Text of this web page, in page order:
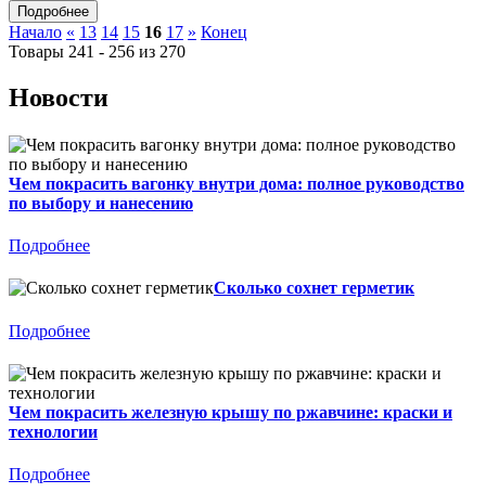
Начало « 13 14 15 16 17 » Конец
Товары 241 - 256 из 270
Новости
Чем покрасить вагонку внутри дома: полное руководство
по выбору и нанесению
Подробнее
Сколько сохнет герметик
Подробнее
Чем покрасить железную крышу по ржавчине: краски и
технологии
Подробнее